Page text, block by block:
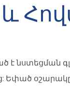
է նստեցման
Եփած